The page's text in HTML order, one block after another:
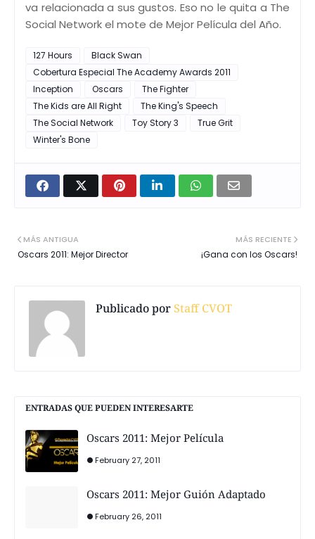
va relacionada a sus gustos. Eso no le quita a The
Social Network el mote de Mejor Película del Año.
127 Hours
Black Swan
Cobertura Especial The Academy Awards 2011
Inception
Oscars
The Fighter
The Kids are All Right
The King's Speech
The Social Network
Toy Story 3
True Grit
Winter's Bone
MÁS RECIENTE
¡Gana con los Oscars!
MÁS ANTIGUA
Oscars 2011: Mejor Director
Publicado porStaff CVOT
ENTRADAS QUE PUEDEN INTERESARTE
Oscars 2011: Mejor Película
February 27, 2011
Oscars 2011: Mejor Guión Adaptado
February 26, 2011